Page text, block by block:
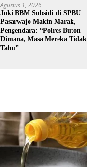
Agustus 1, 2026
Joki BBM Subsidi di SPBU
Pasarwajo Makin Marak,
Pengendara: “Polres Buton
Dimana, Masa Mereka Tidak
Tahu”